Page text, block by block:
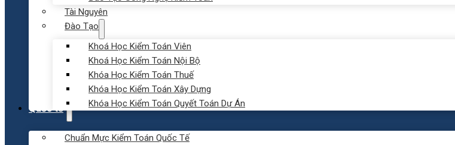
Tài Nguyên
Đào Tạo
Khoá Học Kiểm Toán Viên
Khoá Học Kiểm Toán Nội Bộ
Khóa Học Kiểm Toán Thuế
Khóa Học Kiểm Toán Xây Dựng
Khóa Học Kiểm Toán Quyết Toán Dự Án
Quốc tế
Chuẩn Mực Kiểm Toán Quốc Tế